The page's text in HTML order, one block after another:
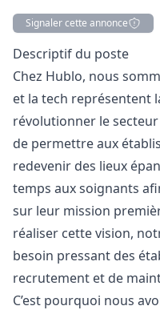
Signaler cette annonce
Description
Descriptif du poste
Chez Hublo, nous
et la tech représentent
révolutionner le secteur
de permettre aux
redevenir des lieux
temps aux soignants
sur leur mission
réaliser cette vision,
besoin pressant des
recrutement et de
C’est pourquoi nous